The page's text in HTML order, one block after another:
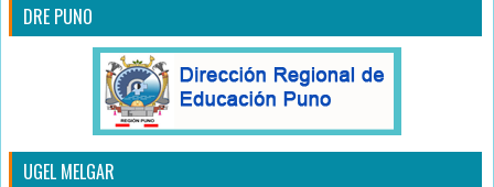
DRE PUNO
UGEL MELGAR